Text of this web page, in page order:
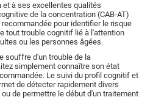
à ses excellentes qualités
de la concentration (CAB-AT)
pour identifier le risque
tout trouble cognitif lié à l'attention
ou les personnes âgées.
souffre d'un trouble de la
simplement connaître son état
Le suivi du profil cognitif et
de détecter rapidement divers
de permettre le début d'un traitement